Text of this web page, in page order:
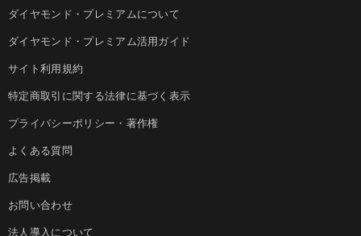
ダイヤモンド・プレミアムについて
ダイヤモンド・プレミアム活用ガイド
サイト利用規約
特定商取引に関する法律に基づく表示
プライバシーポリシー・著作権
よくある質問
広告掲載
お問い合わせ
法人導入について